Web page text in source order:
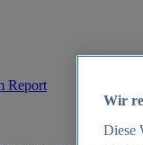
Report
Wir
Diese